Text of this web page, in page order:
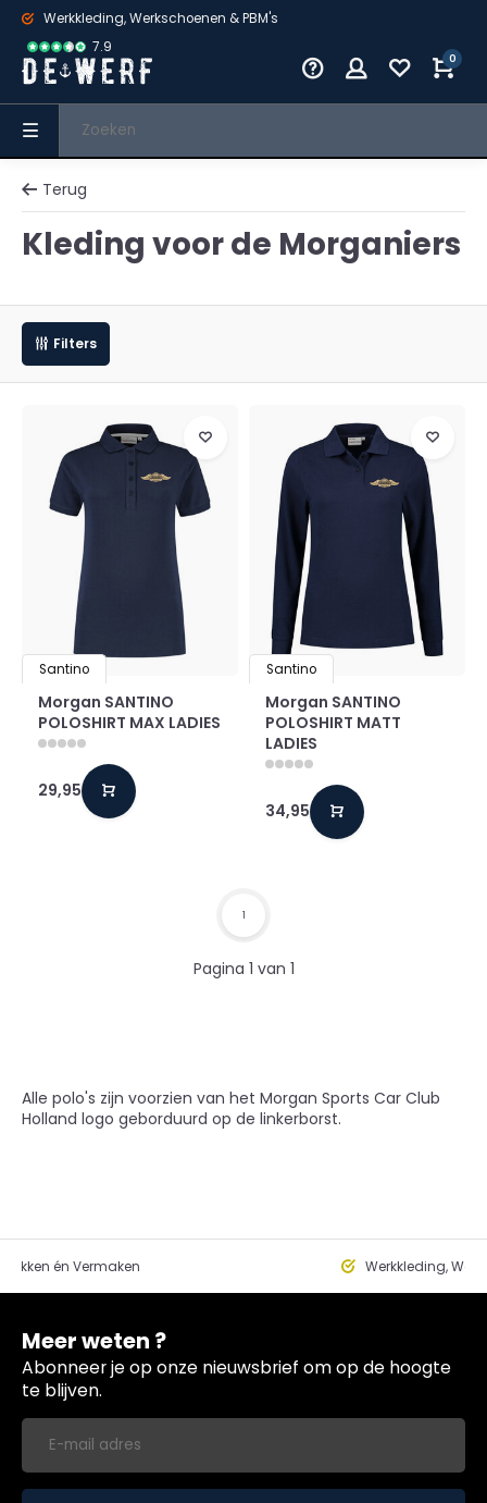
Werkkleding, Werkschoenen & PBM's
7.9
0
Terug
Kleding voor de Morganiers
Filters
Santino
Morgan SANTINO
POLOSHIRT MAX LADIES
29,95
Santino
Morgan SANTINO
POLOSHIRT MATT
LADIES
34,95
Pagina 1 van 1
1
Alle polo's zijn voorzien van het Morgan Sports Car Club
Holland logo geborduurd op de linkerborst.
én Vermaken Werkkleding,
Meer weten ?
Abonneer je op onze nieuwsbrief om op de hoogte
te blijven.